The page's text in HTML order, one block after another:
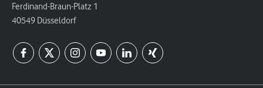
Ferdinand-Braun-Platz 1
40549 Düsseldorf